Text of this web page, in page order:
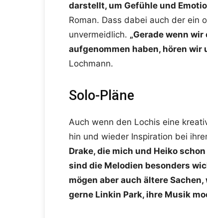
darstellt, um Gefühle und
Roman. Dass dabei auch der ein
unvermeidlich. „Gerade wenn
aufgenommen haben, hören wir
Lochmann.
Solo-Pläne
Auch wenn den Lochis eine
hin und wieder Inspiration bei
Drake, die mich und Heiko
sind die Melodien besonders
mögen aber auch ältere
gerne Linkin Park, ihre Musik